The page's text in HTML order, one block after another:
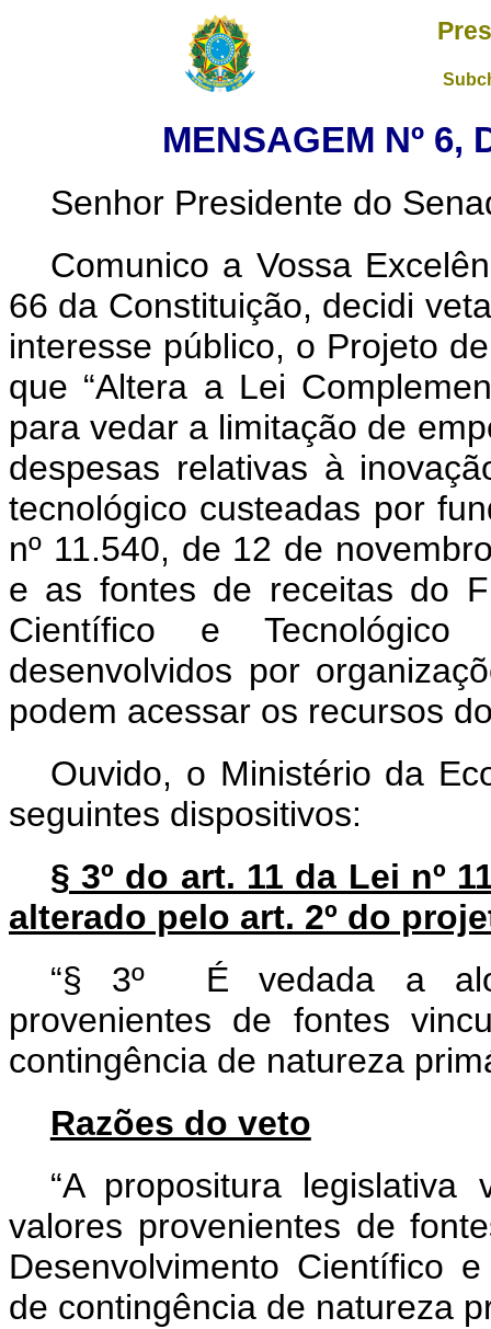
MENSAGEM Nº 6,
Senhor Presidente do
Comunico a Vossa
66 da Constituição, decidi
interesse público, o Projeto
que “Altera a Lei
para vedar a limitação de
despesas relativas à
tecnológico custeadas por
nº 11.540, de 12 de
e as fontes de receitas do
Científico e
desenvolvidos por
podem acessar os recursos
Ouvido, o Ministério da
seguintes dispositivos:
§ 3º do art. 11 da Lei nº
alterado pelo art. 2º do
“§ 3º É vedada a
provenientes de fontes
contingência de natureza
Razões do veto
“A propositura
valores provenientes de
Desenvolvimento Científico
de contingência de natureza